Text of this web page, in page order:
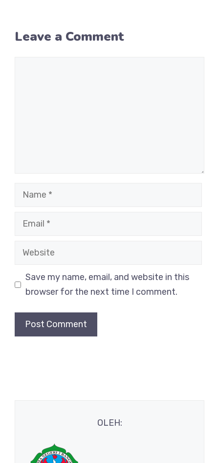
Leave a Comment
Name
Email
Website
Save my name, email, and website in this
browser for the next time I comment.
OLEH: